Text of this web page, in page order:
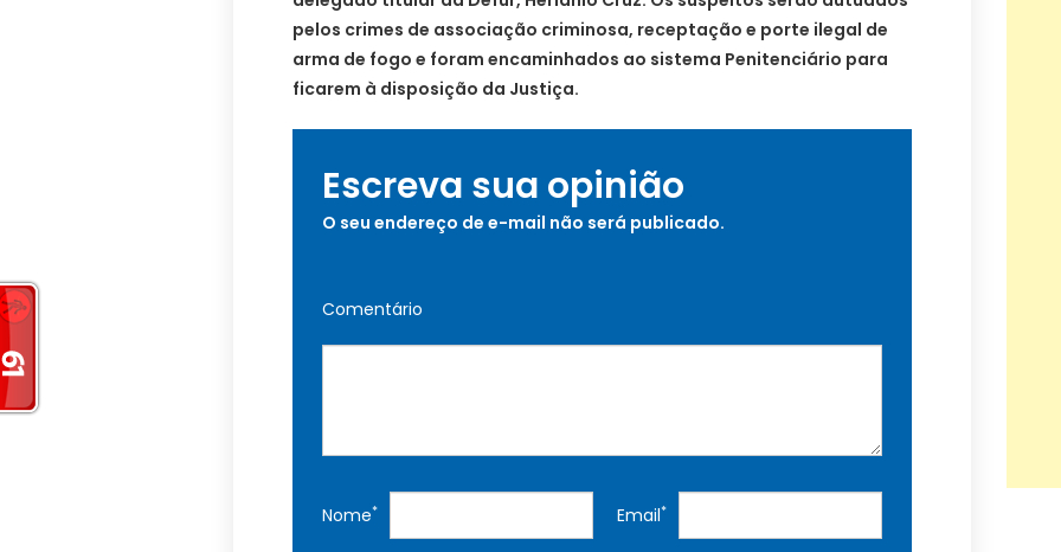
pelos crimes de associação criminosa, receptação e porte ilegal de
arma de fogo e foram encaminhados ao sistema Penitenciário para
ficarem à disposição da Justiça.
Escreva sua opinião
O seu endereço de e-mail não será publicado.
Comentário
Nome* Email*